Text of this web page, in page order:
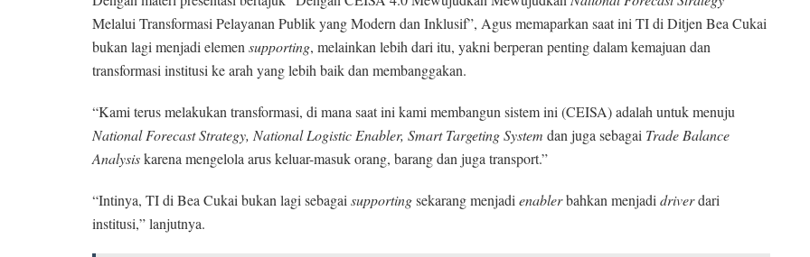
Melalui Transformasi Pelayanan Publik yang Modern dan Inklusif”, Agus memaparkan saat ini TI di Ditjen Bea Cukai
bukan lagi menjadi elemen supporting, melainkan lebih dari itu, yakni berperan penting dalam kemajuan dan
transformasi institusi ke arah yang lebih baik dan membanggakan.
“Kami terus melakukan transformasi, di mana saat ini kami membangun sistem ini (CEISA) adalah untuk menuju
National Forecast Strategy, National Logistic Enabler, Smart Targeting System dan juga sebagai Trade Balance
Analysiskarena mengelola arus keluar-masuk orang, barang dan juga transport.”
“Intinya, TI di Bea Cukai bukan lagi sebagai supportingsekarang menjadi enablerbahkan menjadi driverdari
institusi,” lanjutnya.